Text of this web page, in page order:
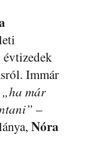
évtizedek
Immár
„ha már
–
Nóra